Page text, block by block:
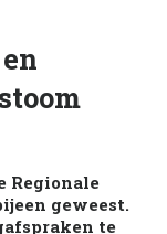
Regionale
geweest.
te